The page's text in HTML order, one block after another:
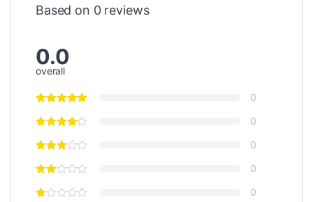
Based on 0 reviews
0.0
overall
0
0
0
0
0